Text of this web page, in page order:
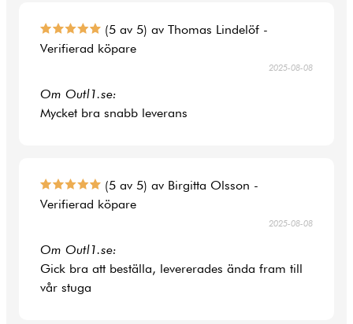
(5 av 5) av Thomas Lindelöf -
Verifierad köpare
2025-08-08
Om Outl1.se:
Mycket bra snabb leverans
(5 av 5) av Birgitta Olsson -
Verifierad köpare
2025-08-08
Om Outl1.se:
Gick bra att beställa, levererades ända fram till
vår stuga